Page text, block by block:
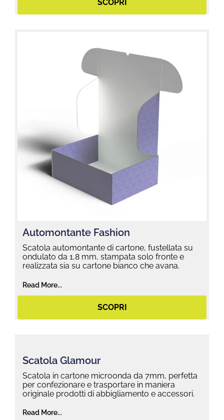
SCOPRI
Automontante Fashion
Scatola automontante di cartone, fustellata su
ondulato da 1,8 mm, stampata solo fronte e
realizzata sia su cartone bianco che avana.
Read More...
SCOPRI
Scatola Glamour
Scatola in cartone microonda da 7mm, perfetta
per confezionare e trasportare in maniera
originale prodotti di abbigliamento e accessori.
Read More...